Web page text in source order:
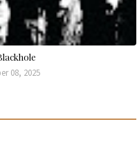
08, 2025